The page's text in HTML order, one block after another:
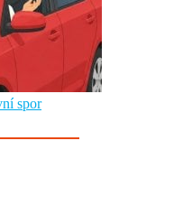
spor